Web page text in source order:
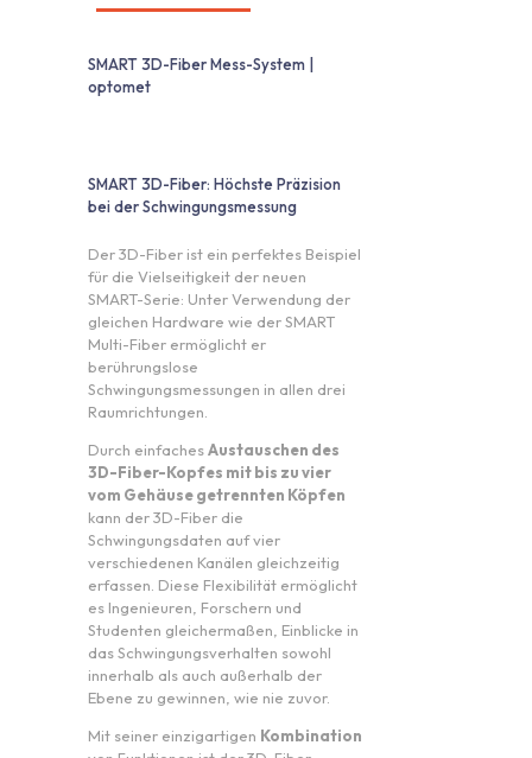
SMART 3D-Fiber Mess-System |
optomet
SMART 3D-Fiber: Höchste Präzision
bei der Schwingungsmessung
Der 3D-Fiber ist ein perfektes Beispiel
für die Vielseitigkeit der neuen
SMART-Serie: Unter Verwendung der
gleichen Hardware wie der SMART
Multi-Fiber ermöglicht er
berührungslose
Schwingungsmessungen in allen drei
Raumrichtungen.
Durch einfachesAustauschen des
3D-Fiber-Kopfes mit bis zu vier
vom Gehäuse getrennten Köpfen
kann der 3D-Fiber die
Schwingungsdaten auf vier
verschiedenen Kanälen gleichzeitig
erfassen. Diese Flexibilität ermöglicht
es Ingenieuren, Forschern und
Studenten gleichermaßen, Einblicke in
das Schwingungsverhalten sowohl
innerhalb als auch außerhalb der
Ebene zu gewinnen, wie nie zuvor.
Mit seiner einzigartigen Kombination